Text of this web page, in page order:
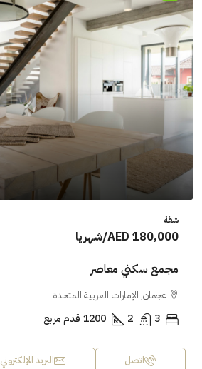
شقة
AED 180,000/شهريا
مجمع سكني معاصر
عجمان, الإمارات العربية المتحدة
3
2
1200 قدم مربع
اتصل البريد الإلكتروني